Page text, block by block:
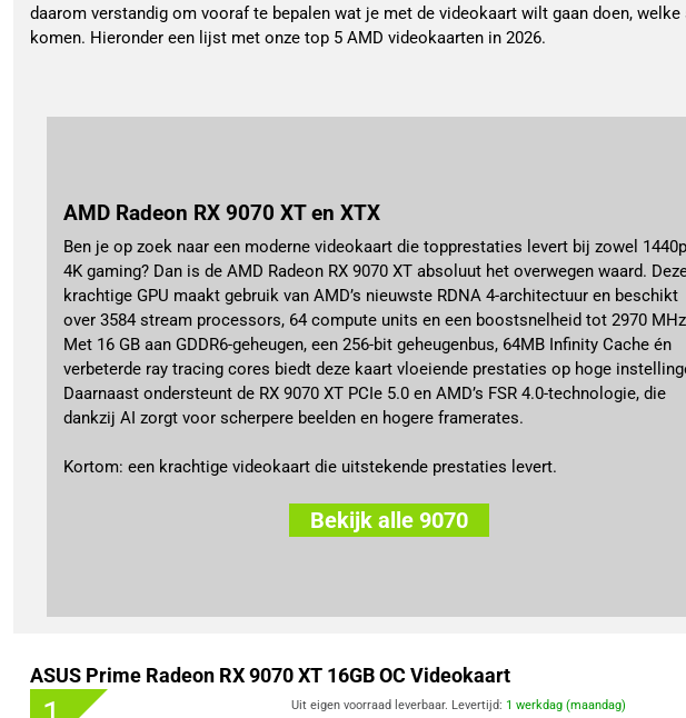
daarom verstandig om vooraf te bepalen wat je met de videokaart wilt gaan doen,
komen. Hieronder een lijst met onze top 5 AMD videokaarten in 2026.
AMD Radeon RX 9070 XT en XTX
Ben je op zoek naar een moderne videokaart die topprestaties levert bij zowel
4K gaming? Dan is de AMD Radeon RX 9070 XT absoluut het overwegen waard.
krachtige GPU maakt gebruik van AMD’s nieuwste RDNA 4-architectuur en beschikt
over 3584 stream processors, 64 compute units en een boostsnelheid tot 2970
Met 16 GB aan GDDR6-geheugen, een 256-bit geheugenbus, 64MB Infinity Cache én
verbeterde ray tracing cores biedt deze kaart vloeiende prestaties op hoge
Daarnaast ondersteunt de RX 9070 XT PCIe 5.0 en AMD’s FSR 4.0-technologie, die
dankzij AI zorgt voor scherpere beelden en hogere framerates.
Kortom: een krachtige videokaart die uitstekende prestaties levert.
Bekijk alle 9070
ASUS Prime Radeon RX 9070 XT 16GB OC Videokaart
Uit eigen voorraad leverbaar. Levertijd: 1 werkdag (maandag)